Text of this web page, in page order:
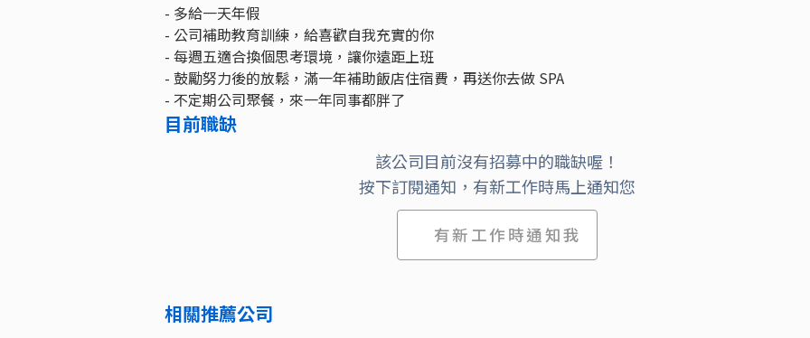
- 多給一天年假
- 公司補助教育訓練，給喜歡自我充實的你
- 每週五適合換個思考環境，讓你遠距上班
- 鼓勵努力後的放鬆，滿一年補助飯店住宿費，再送你去做 SPA
- 不定期公司聚餐，來一年同事都胖了
目前職缺
該公司目前沒有招募中的職缺喔！
按下訂閱通知，有新工作時馬上通知您
有新工作時通知我
相關推薦公司